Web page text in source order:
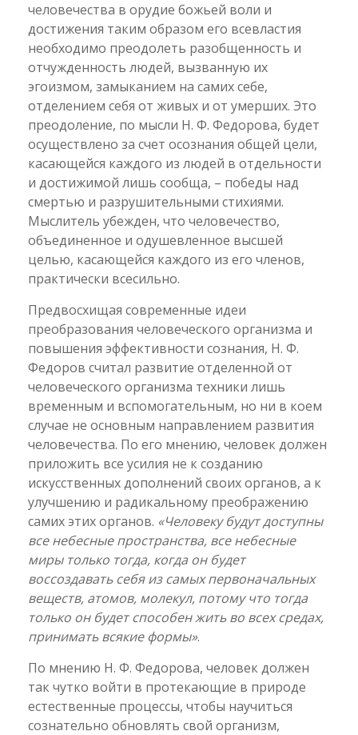
человечества в орудие божьей воли и
достижения таким образом его всевластия
необходимо преодолеть разобщенность и
отчужденность людей, вызванную их
эгоизмом, замыканием на самих себе,
отделением себя от живых и от умерших. Это
преодоление, по мысли Н. Ф. Федорова, будет
осуществлено за счет осознания общей цели,
касающейся каждого из людей в отдельности
и достижимой лишь сообща, – победы над
смертью и разрушительными стихиями.
Мыслитель убежден, что человечество,
объединенное и одушевленное высшей
целью, касающейся каждого из его членов,
практически всесильно.
Предвосхищая современные идеи
преобразования человеческого организма и
повышения эффективности сознания, Н. Ф.
Федоров считал развитие отделенной от
человеческого организма техники лишь
временным и вспомогательным, но ни в коем
случае не основным направлением развития
человечества. По его мнению, человек должен
приложить все усилия не к созданию
искусственных дополнений своих органов, а к
улучшению и радикальному преображению
самих этих органов. «Человеку будут доступны
все небесные пространства, все небесные
миры только тогда, когда он будет
воссоздавать себя из самых первоначальных
веществ, атомов, молекул, потому что тогда
только он будет способен жить во всех средах,
принимать всякие формы».
По мнению Н. Ф. Федорова, человек должен
так чутко войти в протекающие в природе
естественные процессы, чтобы научиться
сознательно обновлять свой организм,